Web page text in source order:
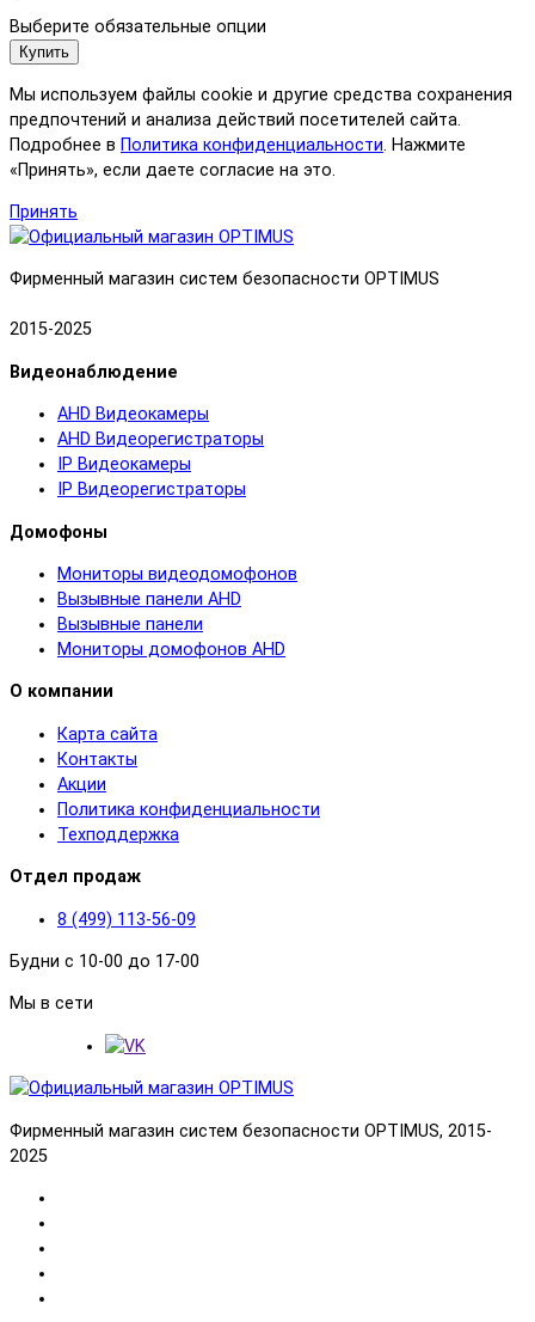
Выберите обязательные опции
Купить
Мы используем файлы cookie и другие средства сохранения
предпочтений и анализа действий посетителей сайта.
Подробнее в Политика конфиденциальности. Нажмите
«Принять», если даете согласие на это.
Принять
Фирменный магазин систем безопасности OPTIMUS
2015-2025
Видеонаблюдение
AHD Видеокамеры
AHD Видеорегистраторы
IP Видеокамеры
IP Видеорегистраторы
Домофоны
Мониторы видеодомофонов
Вызывные панели AHD
Вызывные панели
Мониторы домофонов AHD
О компании
Карта сайта
Контакты
Акции
Политика конфиденциальности
Техподдержка
Отдел продаж
8 (499) 113-56-09
Будни с 10-00 до 17-00
Мы в сети
Фирменный магазин систем безопасности OPTIMUS, 2015-
2025